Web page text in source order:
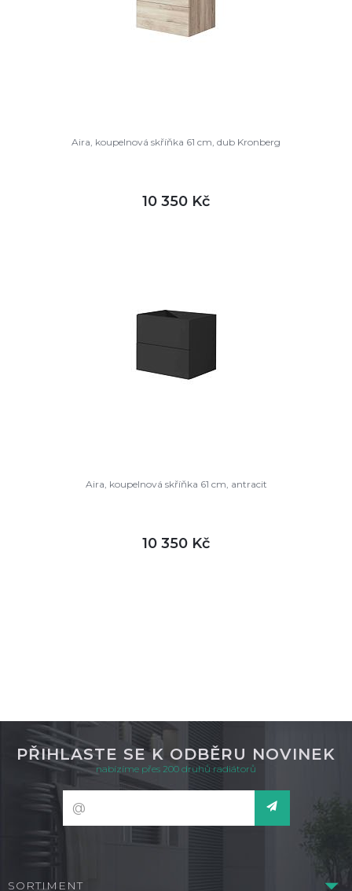
Aira, koupelnová skříňka 61 cm, dub Kronberg
10 350 Kč
Aira, koupelnová skříňka 61 cm, antracit
10 350 Kč
PŘIHLASTE SE K ODBĚRU NOVINEK
nabízíme přes 200 druhů radiátorů
SORTIMENT